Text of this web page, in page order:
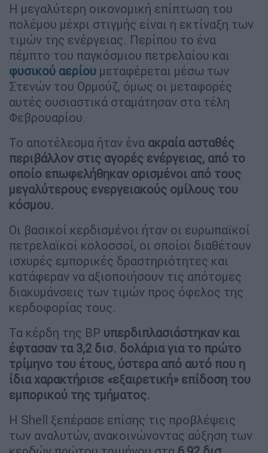
Η μεγαλύτερη οικονομική επίπτωση του
πολέμου μέχρι στιγμής είναι η εκτίναξη των
τιμών της ενέργειας. Περίπου το ένα
πέμπτο του παγκόσμιου πετρελαίου και
φυσικού αερίου μεταφέρεται μέσω των
Στενών του Ορμούζ, όμως οι μεταφορές
αυτές ουσιαστικά σταμάτησαν στα τέλη
Φεβρουαρίου.
Το αποτέλεσμα ήταν ένα ακραία ασταθές
περιβάλλον στις αγορές ενέργειας, από το
οποίο επωφελήθηκαν ορισμένοι από τους
μεγαλύτερους ενεργειακούς ομίλους του
κόσμου.
Οι βασικοί κερδισμένοι ήταν οι ευρωπαϊκοί
πετρελαϊκοί κολοσσοί, οι οποίοι διαθέτουν
ισχυρές εμπορικές δραστηριότητες και
κατάφεραν να αξιοποιήσουν τις απότομες
διακυμάνσεις των τιμών προς όφελος της
κερδοφορίας τους.
Τα κέρδη της BP υπερδιπλασιάστηκαν και
έφτασαν τα 3,2 δισ. δολάρια για το πρώτο
τρίμηνο του έτους, ύστερα από αυτό που η
ίδια χαρακτήρισε «εξαιρετική» επίδοση του
εμπορικού της τμήματος.
Η Shell ξεπέρασε επίσης τις προβλέψεις
των αναλυτών, ανακοινώνοντας αύξηση των